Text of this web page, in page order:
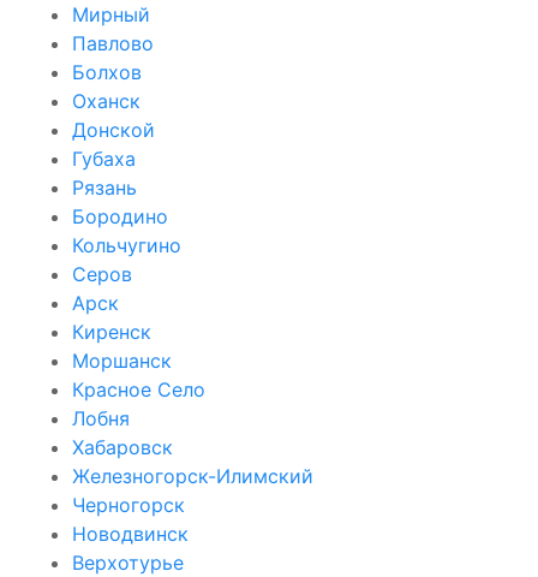
Мирный
Павлово
Болхов
Оханск
Донской
Губаха
Рязань
Бородино
Кольчугино
Серов
Арск
Киренск
Моршанск
Красное Село
Лобня
Хабаровск
Железногорск-Илимский
Черногорск
Новодвинск
Верхотурье